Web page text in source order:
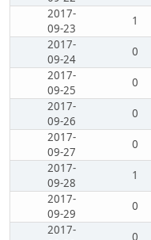
2017-
09-23
1
2017-
09-24
0
2017-
09-25
0
2017-
09-26
0
2017-
09-27
0
2017-
09-28
1
2017-
09-29
0
2017-
0